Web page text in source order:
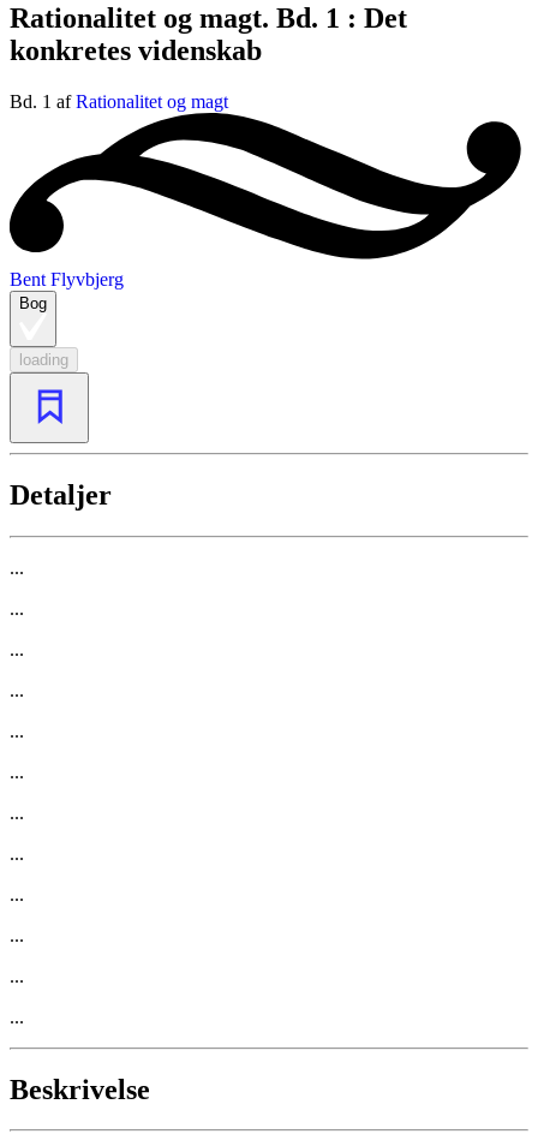
Rationalitet og magt. Bd. 1 : Det
konkretes videnskab
Bd. 1 afRationalitet og magt
Bent Flyvbjerg
Bog
loading
Detaljer
...
...
...
...
...
...
...
...
...
...
...
...
Beskrivelse